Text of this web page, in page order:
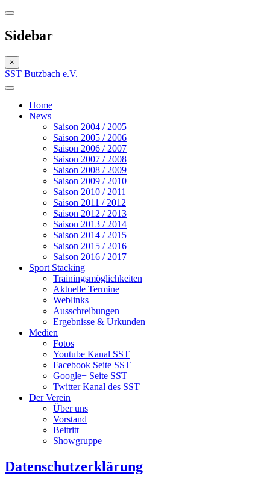
Sidebar
×
SST Butzbach e.V.
Home
News
Saison 2004 / 2005
Saison 2005 / 2006
Saison 2006 / 2007
Saison 2007 / 2008
Saison 2008 / 2009
Saison 2009 / 2010
Saison 2010 / 2011
Saison 2011 / 2012
Saison 2012 / 2013
Saison 2013 / 2014
Saison 2014 / 2015
Saison 2015 / 2016
Saison 2016 / 2017
Sport Stacking
Trainingsmöglichkeiten
Aktuelle Termine
Weblinks
Ausschreibungen
Ergebnisse & Urkunden
Medien
Fotos
Youtube Kanal SST
Facebook Seite SST
Google+ Seite SST
Twitter Kanal des SST
Der Verein
Über uns
Vorstand
Beitritt
Showgruppe
Datenschutzerklärung